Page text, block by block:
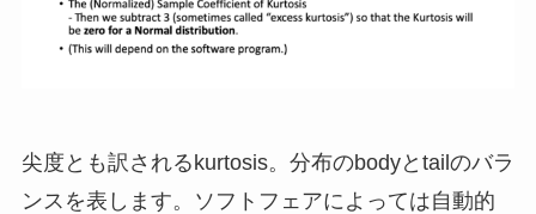
尖度とも訳されるkurtosis。分布のbodyとtailのバラ
ンスを表します。ソフトフェアによっては自動的